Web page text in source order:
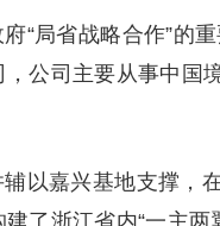
“局省战略合作”的
公司主要从事中国
以嘉兴基地支撑，
了浙江省内“一主两